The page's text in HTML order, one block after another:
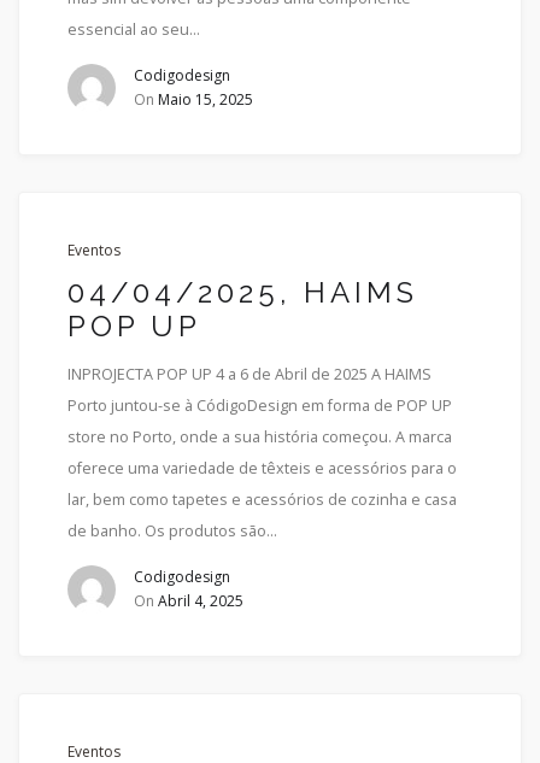
essencial ao seu...
Codigodesign
On Maio 15, 2025
Eventos
04/04/2025, HAIMS
POP UP
INPROJECTA POP UP 4 a 6 de Abril de 2025 A HAIMS
Porto juntou-se à CódigoDesign em forma de POP UP
store no Porto, onde a sua história começou. A marca
oferece uma variedade de têxteis e acessórios para o
lar, bem como tapetes e acessórios de cozinha e casa
de banho. Os produtos são...
Codigodesign
On Abril 4, 2025
Eventos